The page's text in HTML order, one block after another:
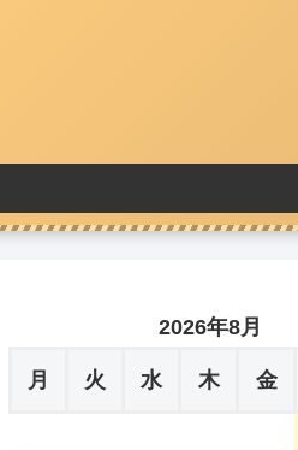
2026年8月
月 火 水 木 金